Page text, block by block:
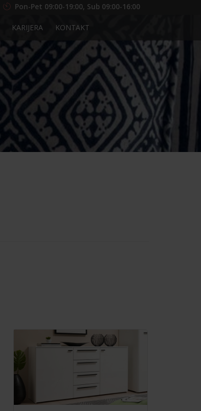
KARIJERA KONTAKT
Pon-Pet 09:00-19:00, Sub 09:00-16:00